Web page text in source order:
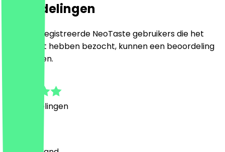
Beoordelingen
Alleen geregistreerde NeoTaste gebruikers die het
restaurant hebben bezocht, kunnen een beoordeling
achterlaten.
Beoordelingen